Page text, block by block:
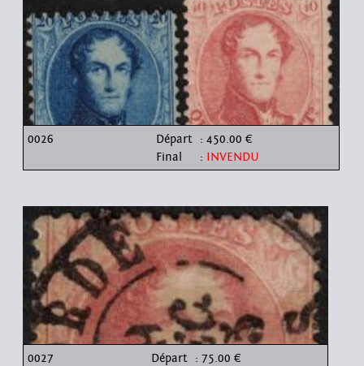
0026 Départ : 450.00 €
Final
: INVENDU
0027 Départ : 75.00 €